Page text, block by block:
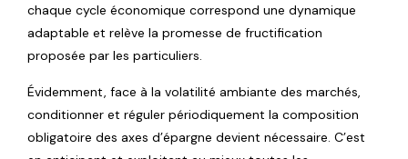
chaque cycle économique correspond une dynamique
adaptable et relève la promesse de fructification
proposée par les particuliers.
Évidemment, face à la volatilité ambiante des marchés,
conditionner et réguler périodiquement la composition
obligatoire des axes d’épargne devient nécessaire. C’est